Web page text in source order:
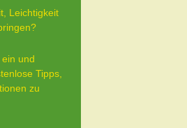
Leichtigkeit
und
Tipps,
zu